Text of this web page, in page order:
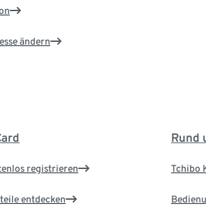
ändern
registrieren
entdecken
Rund
Tchibo